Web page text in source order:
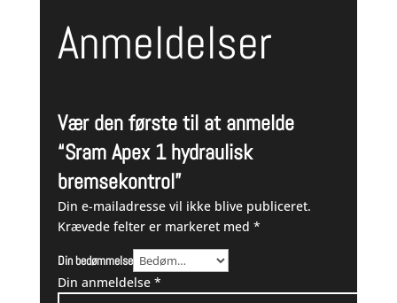
Anmeldelser
Vær den første til at anmelde
“Sram Apex 1 hydraulisk
bremsekontrol”
Din e-mailadresse vil ikke blive publiceret.
Krævede felter er markeret med *
Din bedømmelse
Din anmeldelse *